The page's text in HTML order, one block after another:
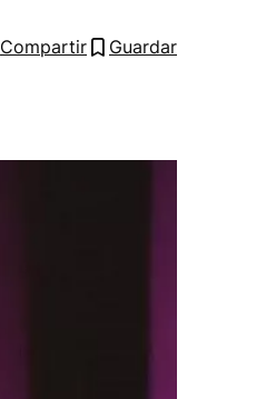
Compartir Guardar